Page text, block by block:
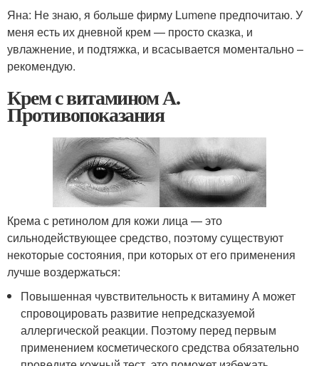
Яна: Не знаю, я больше фирму Lumene предпочитаю. У
меня есть их дневной крем — просто сказка, и
увлажнение, и подтяжка, и всасывается моментально –
рекомендую.
Крем с витамином А.
Противопоказания
Крема с ретинолом для кожи лица — это
сильнодействующее средство, поэтому существуют
некоторые состояния, при которых от его применения
лучше воздержаться:
Повышенная чувствительность к витамину А может
спровоцировать развитие непредсказуемой
аллергической реакции. Поэтому перед первым
применением косметического средства обязательно